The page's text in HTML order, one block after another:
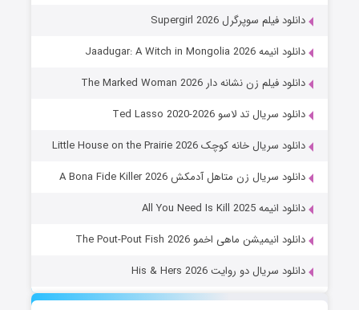
دانلود فیلم سوپرگرل Supergirl 2026
دانلود انیمه Jaadugar: A Witch in Mongolia 2026
دانلود فیلم زن نشانه دار The Marked Woman 2026
دانلود سریال تد لاسو Ted Lasso 2020-2026
دانلود سریال خانه کوچک Little House on the Prairie 2026
دانلود سریال زن متاهل آدمکش A Bona Fide Killer 2026
دانلود انیمه All You Need Is Kill 2025
دانلود انیمیشن ماهی اخمو The Pout-Pout Fish 2026
دانلود سریال دو روایت His & Hers 2026